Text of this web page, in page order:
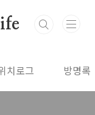
치로그 방명록